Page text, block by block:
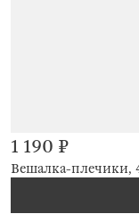
Вешалка-плечики,
1 190 ₽